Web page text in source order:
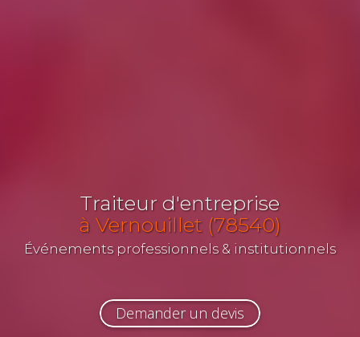
Traiteur d'entreprise
à Vernouillet (78540)
Événements professionnels & institutionnels
Demander un devis